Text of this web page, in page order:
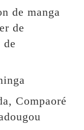
de manga
de
de
Compaoré